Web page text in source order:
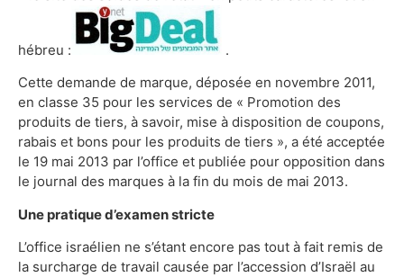
hébreu :
.
Cette demande de marque, déposée en novembre 2011,
en classe 35 pour les services de « Promotion des
produits de tiers, à savoir, mise à disposition de coupons,
rabais et bons pour les produits de tiers », a été acceptée
le 19 mai 2013 par l’office et publiée pour opposition dans
le journal des marques à la fin du mois de mai 2013.
Une pratique d’examen stricte
L’office israélien ne s’étant encore pas tout à fait remis de
la surcharge de travail causée par l’accession d’Israël au